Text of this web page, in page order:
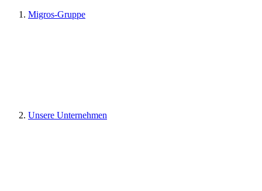
Migros-Gruppe
Unsere Unternehmen